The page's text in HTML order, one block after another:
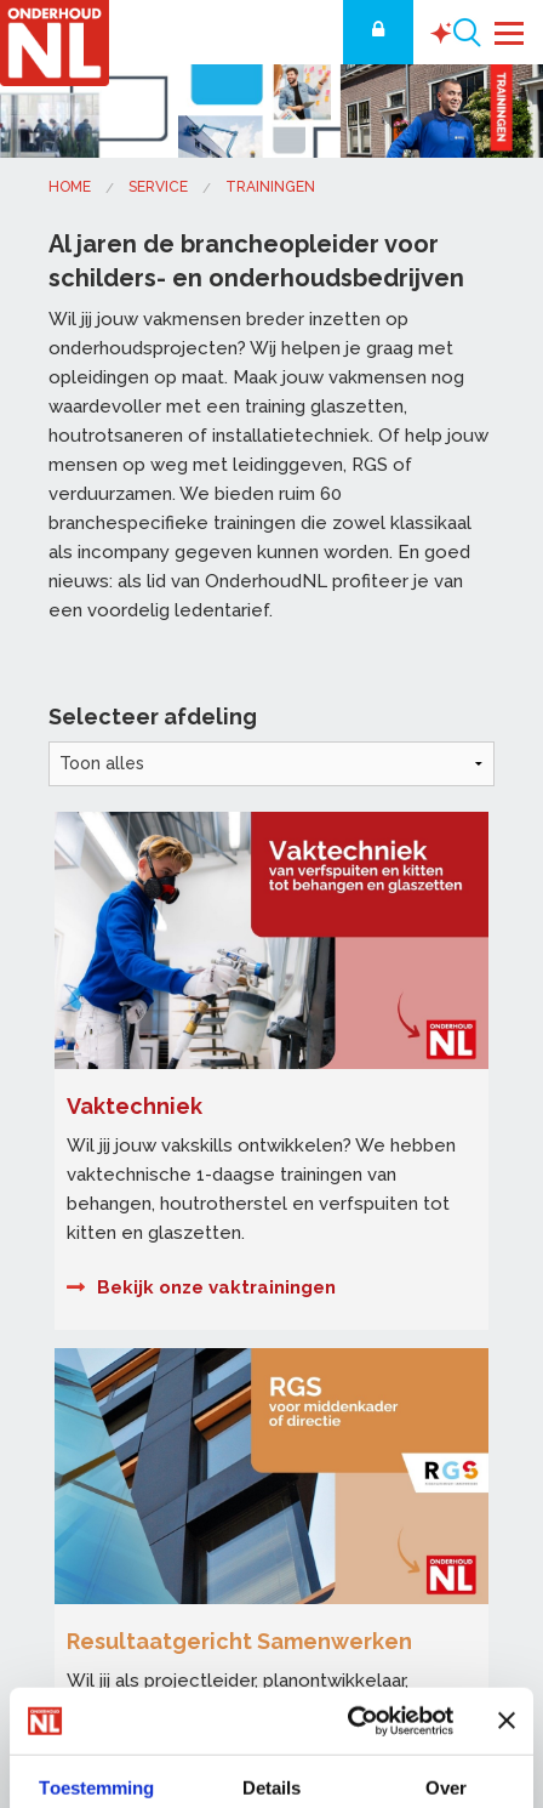
Toestemming Details Over
HOME SERVICE TRAININGEN
Al jaren de brancheopleider voor
schilders- en onderhoudsbedrijven
Wil jij jouw vakmensen breder inzetten op
onderhoudsprojecten? Wij helpen je graag met
opleidingen op maat. Maak jouw vakmensen nog
waardevoller met een training glaszetten,
houtrotsaneren of installatietechniek. Of help jouw
mensen op weg met leidinggeven, RGS of
verduurzamen. We bieden ruim 60
branchespecifieke trainingen die zowel klassikaal
als incompany gegeven kunnen worden. En goed
nieuws: als lid van OnderhoudNL profiteer je van
een voordelig ledentarief.
Selecteer afdeling
Vaktechniek
Wil jij jouw vakskills ontwikkelen? We hebben
vaktechnische 1-daagse trainingen van
behangen, houtrotherstel en verfspuiten tot
kitten en glaszetten.
Bekijk onze vaktrainingen
Resultaatgericht Samenwerken
Wil jij als projectleider, planontwikkelaar,
uitvoerder of directeur RGS praktisch kunnen
toepassen? Voor zowel opdrachtgever als